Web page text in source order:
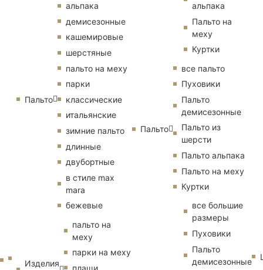
Пальто
альпака
демисезонные
кашемировые
шерстяные
пальто на меху
парки
классические
итальянские
зимние пальто
длинные
двубортные
в стиле max
mara
бежевые
Изделия
пальто на
меху
парки на меху
плащи
альпака
Пальто на
меху
Куртки
Пальто
все пальто
Пуховики
Пальто
демисезонные
Пальто из
шерсти
Пальто альпака
Пальто на меху
Куртки
все большие
размеры
Пуховики
Пальто
демисезонные